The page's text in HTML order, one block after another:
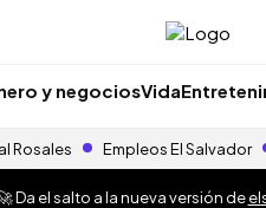
y negociosVida
Rosales Empleos El Salvador
Da el salto a la nueva versión de